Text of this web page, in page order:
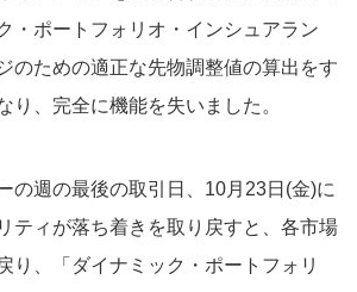
・ポートフォリオ・インシュアラン
のための適正な先物調整値の算出をす
り、完全に機能を失いました。
の週の最後の取引日、10月23日(金)に
ティが落ち着きを取り戻すと、各市場
り、「ダイナミック・ポートフォリ